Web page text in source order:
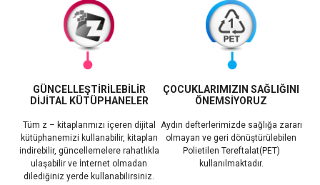
GÜNCELLEŞTİRİLEBİLİR
DİJİTAL KÜTÜPHANELER
Tüm z – kitaplarımızı içeren dijital
kütüphanemizi kullanabilir, kitapları
indirebilir, güncellemelere rahatlıkla
ulaşabilir ve İnternet olmadan
dilediğiniz yerde kullanabilirsiniz.
ÇOCUKLARIMIZIN SAĞLIĞINI
ÖNEMSİYORUZ
Aydın defterlerimizde sağlığa zararı
olmayan ve geri dönüştürülebilen
Polietilen Tereftalat(PET)
kullanılmaktadır.